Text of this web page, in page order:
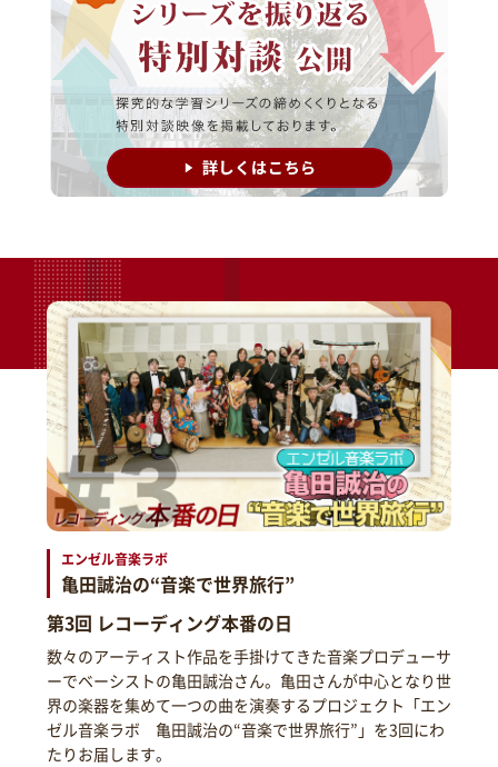
エンゼル音楽ラボ
亀田誠治の“音楽で世界旅行”
第3回 レコーディング本番の日
数々のアーティスト作品を手掛けてきた音楽プロデューサ
ーでベーシストの亀田誠治さん。亀田さんが中心となり世
界の楽器を集めて一つの曲を演奏するプロジェクト「エン
ゼル音楽ラボ 亀田誠治の“音楽で世界旅行”」を3回にわ
たりお届します。